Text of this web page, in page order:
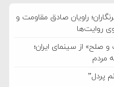
راویان صادق مقاومت و
روایت‌ها
صلح» از سینمای ایران؛
مردم
پردل”